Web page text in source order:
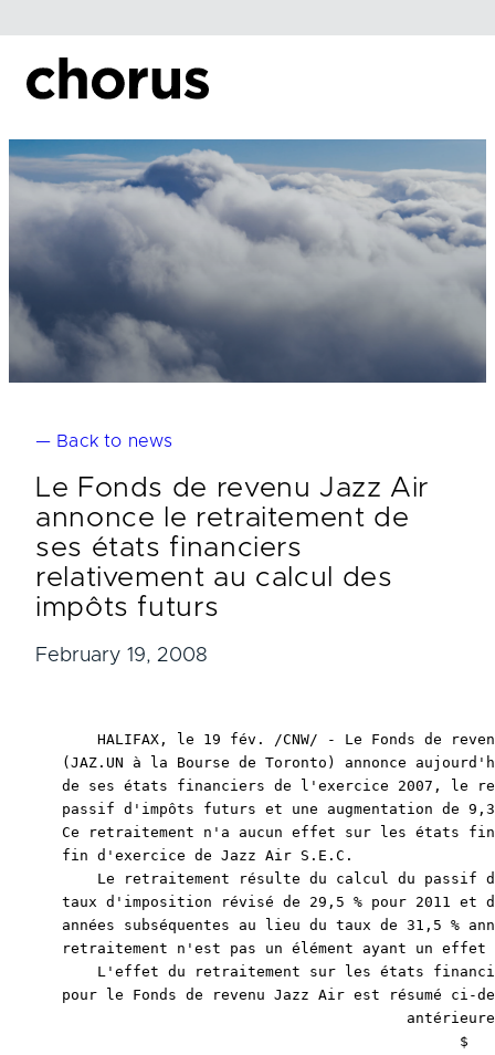
content
— Back to news
Le Fonds de revenu Jazz Air
annonce le retraitement de
ses états financiers
relativement au calcul des
impôts futurs
February 19, 2008
HALIFAX, le 19 fév. /CNW/ - Le Fonds de
(JAZ.UN à la Bourse de Toronto) annonce
de ses états financiers de l'exercice 2007, le
passif d'impôts futurs et une augmentation de
Ce retraitement n'a aucun effet sur les états
fin d'exercice de Jazz Air S.E.C.
Le retraitement résulte du calcul du passif
taux d'imposition révisé de 29,5 % pour 2011 et
années subséquentes au lieu du taux de 31,5 %
retraitement n'est pas un élément ayant un
L'effet du retraitement sur les états
pour le Fonds de revenu Jazz Air est résumé
$